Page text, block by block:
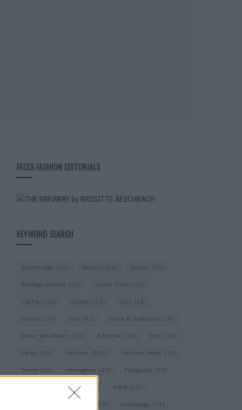
FACES FASHION EDITORIALS
KEYWORD SEARCH
Balenciaga (20) Beauty (18) Berlin (29)
Bottega Veneta (26) Calvin Klein (22)
Cartier (25) Chanel (71) COS (21)
Diesel (16) Dior (52) Dolce & Gabbana (18)
Dries van Noten (20) Editorial (42) Etro (18)
Falke (35) Fashion (103) Fashion Week (19)
Fendi (26) Ferragamo (27) Fotografie (22)
Guess (17) H&M (18)
(18) homepage (71)